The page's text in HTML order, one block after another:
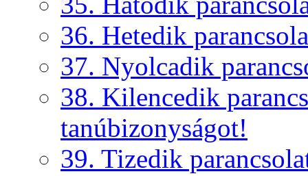
36. Hetedik
37. Nyolcadik
38. Kilencedik
tanúbizonyságot!
39. Tizedik